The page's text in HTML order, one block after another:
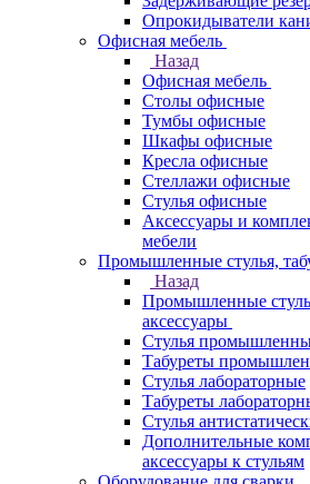
Опрокидыватели
Офисная мебель
Назад
Офисная мебель
Столы офисные
Тумбы офисные
Шкафы офисные
Кресла офисные
Стеллажи офисные
Стулья офисные
Аксессуары и
мебели
Промышленные стулья,
Назад
Промышленные
аксессуары
Стулья
Табуреты
Стулья лабораторные
Табуреты
Стулья
Дополнительные
аксессуары к стульям